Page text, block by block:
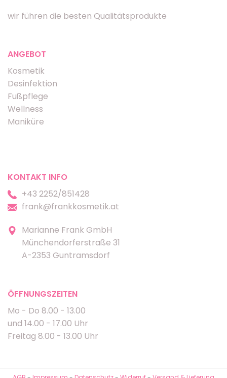
wir führen die besten Qualitätsprodukte
ANGEBOT
Kosmetik
Desinfektion
Fußpflege
Wellness
Maniküre
KONTAKT INFO
+43 2252/851428
frank@frankkosmetik.at
Marianne Frank GmbH
Münchendorferstraße 31
A-2353 Guntramsdorf
ÖFFNUNGSZEITEN
Mo - Do 8.00 - 13.00
und 14.00 - 17.00 Uhr
Freitag 8.00 - 13.00 Uhr